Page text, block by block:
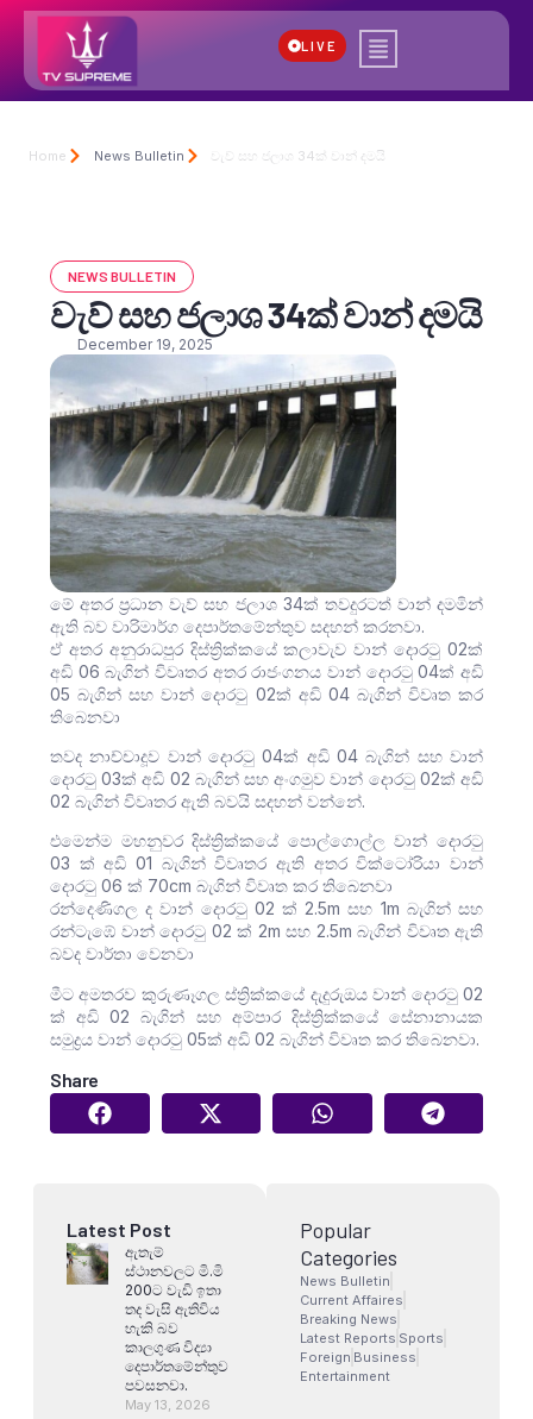
LIVE
Home News Bulletin වැව් සහ ජලාශ 34ක් වාන් දමයි
NEWS BULLETIN
වැව් සහ ජලාශ 34ක් වාන් දමයි
December 19, 2025
මේ අතර ප්‍රධාන වැව් සහ ජලාශ 34ක් තවදුරටත් වාන් දමමින්
ඇති බව වාරිමාර්ග දෙපාර්තමේන්තුව සදහන් කරනවා.
ඒ අතර අනුරාධපුර දිස්ත්‍රික්කයේ කලාවැව වාන් දොරටු 02ක්
අඩි 06 බැගින් විවෘතර අතර රාජංගනය වාන් දොරටු 04ක් අඩි
05 බැගින් සහ වාන් දොරටු 02ක් අඩි 04 බැගින් විවෘත කර
තිබෙනවා
තවද නාච්චාදූව වාන් දොරටු 04ක් අඩි 04 බැගින් සහ වාන්
දොරටු 03ක් අඩි 02 බැගින් සහ අංගමුව වාන් දොරටු 02ක් අඩි
02 බැගින් විවෘතර ඇති බවයි සදහන් වන්නේ.
එමෙන්ම මහනුවර දිස්ත්‍රික්කයේ පොල්ගොල්ල වාන් දොරටු
03 ක් අඩි 01 බැගින් විවෘතර ඇති අතර වික්ටෝරියා වාන්
දොරටු 06 ක් 70cm බැගින් විවෘත කර තිබෙනවා
රන්‌දෙණිගල ද වාන් දොරටු 02 ක් 2.5m සහ 1m බැගින් සහ
රන්ටැඹේ වාන් දොරටු 02 ක් 2m සහ 2.5m බැගින් විවෘත ඇති
බවද වාර්තා වෙනවා
මීට අමතරව කුරුණෑගල ස්ත්‍රික්කයේ දැදුරුඔය වාන් දොරටු 02
ක් අඩි 02 බැගින් සහ අම්පාර දිස්ත්‍රික්කයේ සේනානායක
සමුද්‍රය වාන් දොරටු 05ක් අඩි 02 බැගින් විවෘත කර තිබෙනවා.
Share
Latest Post
ඇතැම්
ස්ථානවලට මි.මි
200ට වැඩි ඉතා
තද වැසි ඇතිවිය
හැකි බව
කාලගුණ විද්‍යා
දෙපාර්තමේන්තුව
පවසනවා.
May 13, 2026
Popular
Categories
News Bulletin
Current Affaires
Breaking News
Latest Reports Sports
Foreign Business
Entertainment